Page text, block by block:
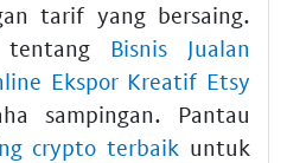
tarif yang bersaing.
Bisnis Jualan
Ekspor Kreatif Etsy
sampingan. Pantau
crypto terbaik untuk